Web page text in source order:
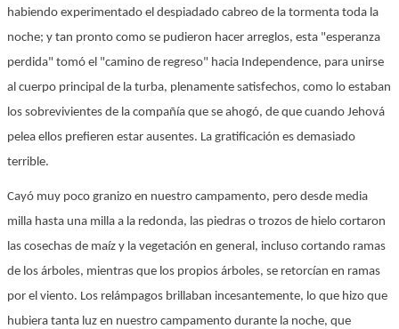
habiendo experimentado el despiadado cabreo de la tormenta toda la
noche; y tan pronto como se pudieron hacer arreglos, esta "esperanza
perdida" tomó el "camino de regreso" hacia Independence, para unirse
al cuerpo principal de la turba, plenamente satisfechos, como lo estaban
los sobrevivientes de la compañía que se ahogó, de que cuando Jehová
pelea ellos prefieren estar ausentes. La gratificación es demasiado
terrible.
Cayó muy poco granizo en nuestro campamento, pero desde media
milla hasta una milla a la redonda, las piedras o trozos de hielo cortaron
las cosechas de maíz y la vegetación en general, incluso cortando ramas
de los árboles, mientras que los propios árboles, se retorcían en ramas
por el viento. Los relámpagos brillaban incesantemente, lo que hizo que
hubiera tanta luz en nuestro campamento durante la noche, que